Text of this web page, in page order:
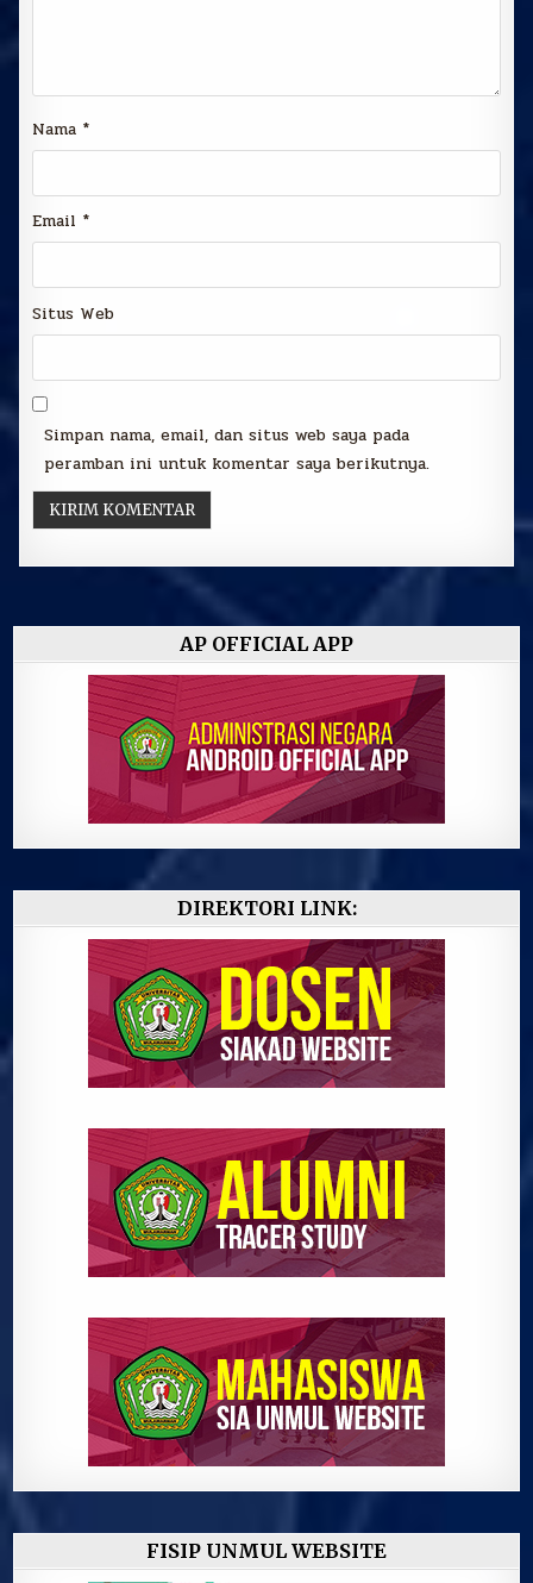
Nama *
Email *
Situs Web
Simpan nama, email, dan situs web saya pada
peramban ini untuk komentar saya berikutnya.
AP OFFICIAL APP
DIREKTORI LINK:
FISIP UNMUL WEBSITE